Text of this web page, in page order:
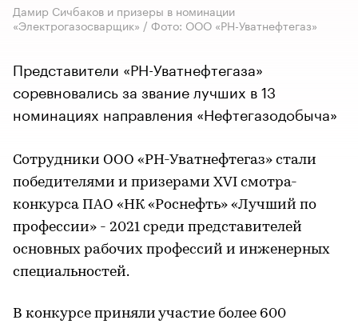
Дамир Сичбаков и призеры в номинации
«Электрогазосварщик» / Фото: ООО «РН-Уватнефтегаз»
Представители «РН-Уватнефтегаза»
соревновались за звание лучших в 13
номинациях направления «Нефтегазодобыча»
Сотрудники ООО «РН-Уватнефтегаз» стали
победителями и призерами XVI смотра-
конкурса ПАО «НК «Роснефть» «Лучший по
профессии» - 2021 среди представителей
основных рабочих профессий и инженерных
специальностей.
В конкурсе приняли участие более 600